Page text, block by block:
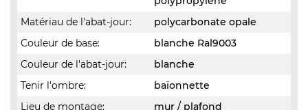
Matériau de l'abat-jour:
polycarbonate opale
Couleur de base:
blanche Ral9003
Couleur de l'abat-jour:
blanche
Tenir l'ombre:
baïonnette
Lieu de montage:
mur / plafond